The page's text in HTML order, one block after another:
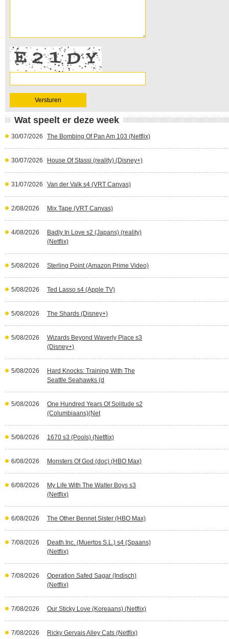
Wat speelt er deze week
30/07/2026 The Bombing Of Pan Am 103 (Netflix)
30/07/2026 House Of Stassi (reality) (Disney+)
31/07/2026 Van der Valk s4 (VRT Canvas)
2/08/2026 Mix Tape (VRT Canvas)
4/08/2026
Badly In Love s2 (Japans) (reality)
(Netflix)
5/08/2026 Sterling Point (Amazon Prime Video)
5/08/2026 Ted Lasso s4 (Apple TV)
5/08/2026 The Shards (Disney+)
5/08/2026
Wizards Beyond Waverly Place s3
(Disney+)
5/08/2026
Hard Knocks: Training With The
Seattle Seahawks (d
5/08/2026
One Hundred Years Of Solitude s2
(Columbiaans)(Net
5/08/2026 1670 s3 (Pools) (Netflix)
6/08/2026 Monsters Of God (doc) (HBO Max)
6/08/2026
My Life With The Walter Boys s3
(Netflix)
6/08/2026 The Other Bennet Sister (HBO Max)
7/08/2026
Death Inc. (Muertos S.L.) s4 (Spaans)
(Netflix)
7/08/2026
Operation Safed Sagar (Indisch)
(Netflix)
7/08/2026 Our Sticky Love (Koreaans) (Netflix)
7/08/2026 Ricky Gervais Alley Cats (Netflix)